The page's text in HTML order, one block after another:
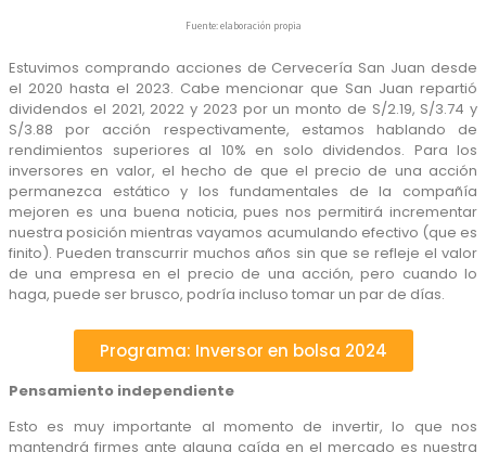
Fuente: elaboración propia
Estuvimos comprando acciones de Cervecería San Juan desde
el 2020 hasta el 2023. Cabe mencionar que San Juan repartió
dividendos el 2021, 2022 y 2023 por un monto de S/2.19, S/3.74 y
S/3.88 por acción respectivamente, estamos hablando de
rendimientos superiores al 10% en solo dividendos. Para los
inversores en valor, el hecho de que el precio de una acción
permanezca estático y los fundamentales de la compañía
mejoren es una buena noticia, pues nos permitirá incrementar
nuestra posición mientras vayamos acumulando efectivo (que es
finito). Pueden transcurrir muchos años sin que se refleje el valor
de una empresa en el precio de una acción, pero cuando lo
haga, puede ser brusco, podría incluso tomar un par de días.
Programa: Inversor en bolsa 2024
Pensamiento independiente
Esto es muy importante al momento de invertir, lo que nos
mantendrá firmes ante alguna caída en el mercado es nuestra